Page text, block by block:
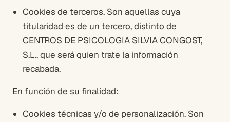
Cookies de terceros. Son aquellas cuya
titularidad es de un tercero, distinto de
CENTROS DE PSICOLOGIA SILVIA CONGOST,
S.L., que será quien trate la información
recabada.
En función de su finalidad:
Cookies técnicas y/o de personalización. Son